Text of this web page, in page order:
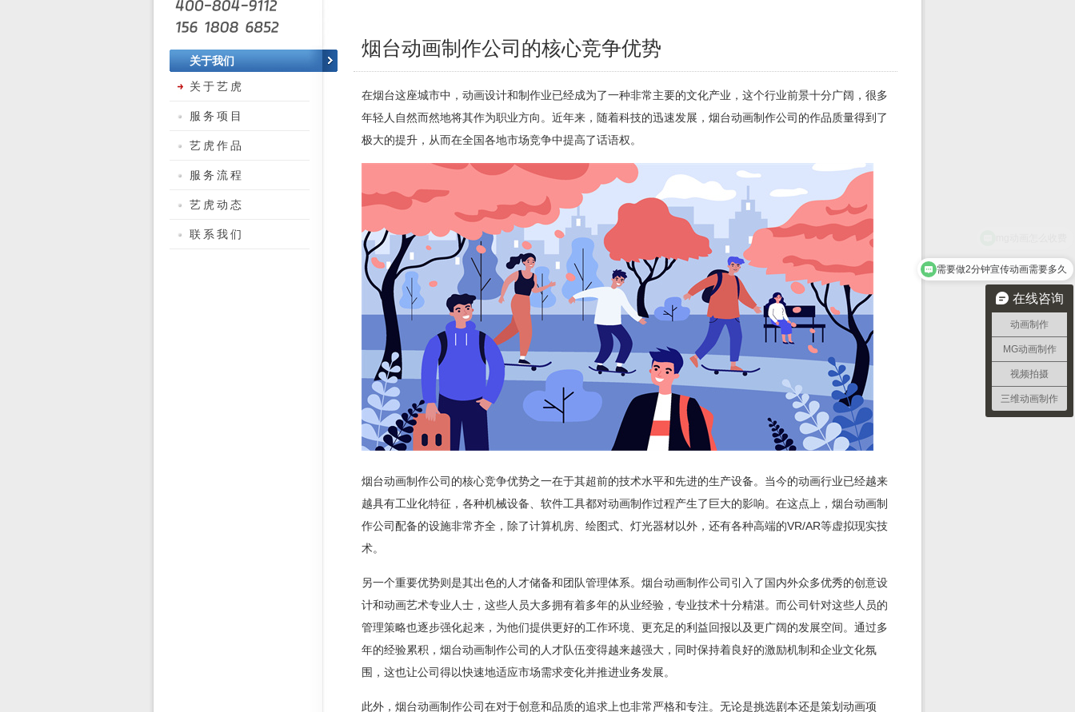
烟台动画制作公司的核心竞争优势
在烟台这座城市中，动画设计和制作业已经成为了一种非常主要的文化产业，这个行业前景十分广阔，很多
年轻人自然而然地将其作为职业方向。近年来，随着科技的迅速发展，烟台动画制作公司的作品质量得到了
极大的提升，从而在全国各地市场竞争中提高了话语权。
烟台动画制作公司的核心竞争优势之一在于其超前的技术水平和先进的生产设备。当今的动画行业已经越来
越具有工业化特征，各种机械设备、软件工具都对动画制作过程产生了巨大的影响。在这点上，烟台动画制
作公司配备的设施非常齐全，除了计算机房、绘图式、灯光器材以外，还有各种高端的VR/AR等虚拟现实技
术。
另一个重要优势则是其出色的人才储备和团队管理体系。烟台动画制作公司引入了国内外众多优秀的创意设
计和动画艺术专业人士，这些人员大多拥有着多年的从业经验，专业技术十分精湛。而公司针对这些人员的
管理策略也逐步强化起来，为他们提供更好的工作环境、更充足的利益回报以及更广阔的发展空间。通过多
年的经验累积，烟台动画制作公司的人才队伍变得越来越强大，同时保持着良好的激励机制和企业文化氛
围，这也让公司得以快速地适应市场需求变化并推进业务发展。
此外，烟台动画制作公司在对于创意和品质的追求上也非常严格和专注。无论是挑选剧本还是策划动画项
关于我们
关于艺虎
服务项目
艺虎作品
服务流程
艺虎动态
联系我们
在线咨询
动画制作
MG动画制作
视频拍摄
三维动画制作
需要做2分钟宣传动画需要多久